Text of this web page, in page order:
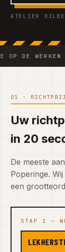
ATELIER
WERKEN ◆
01 ·
Uw
in 20
De meeste
Poperinge.
een
STAP 1 —